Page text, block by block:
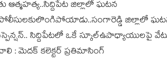
ఆత్మహత్య..సిద్దిపేట జిల్లాలో ఘటన
జిల్లాలో
సస్పెన్షన్.. సిద్దిపేటలో ఒకే స్కూల్ఉపాధ్యాయులపై
: మెదక్ కలెక్టర్ ప్రతిమాసింగ్